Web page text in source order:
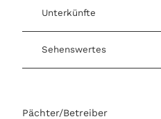
Unterkünfte
Sehenswertes
Pächter/Betreiber